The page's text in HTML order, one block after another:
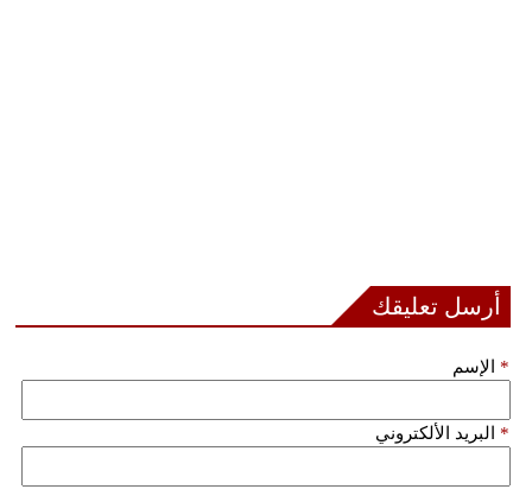
أرسل تعليقك
الإسم *
البريد الألكتروني *